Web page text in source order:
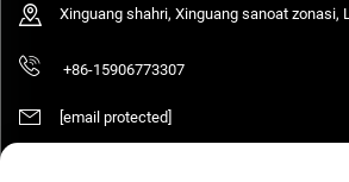
Xinguang shahri, Xinguang sanoat zonasi,
+86-15906773307
[email protected]